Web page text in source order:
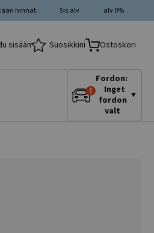
alv 0%
Sis.alv
hinnat:
sisään Suosikkini Ostoskori
Fordon:
Inget
fordon
valt
▼